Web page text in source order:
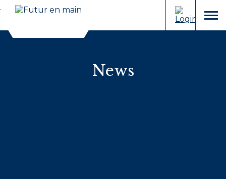
Aller
au
contenu
Aller
à
la
recherche
News
Cookies management panel